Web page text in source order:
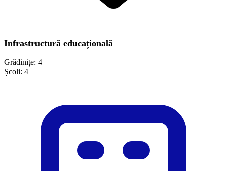
Infrastructură educațională
Grădinițe: 4
Școli: 4